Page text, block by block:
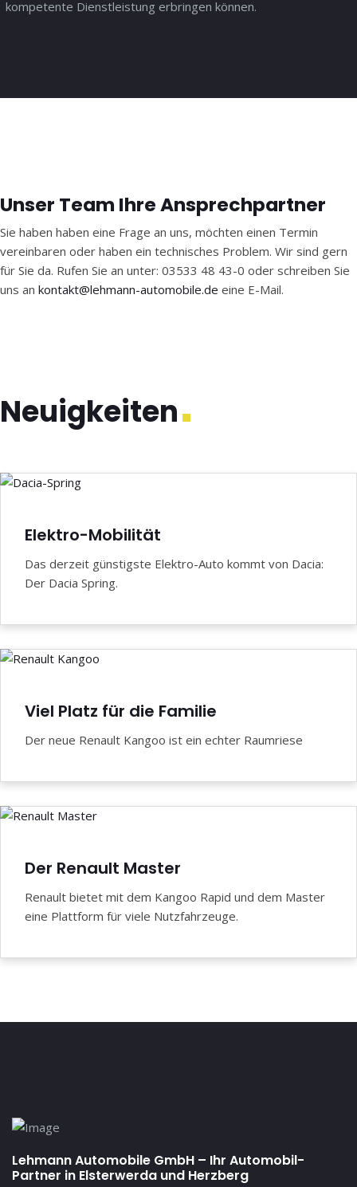
kompetente Dienstleistung erbringen können.
Unser Team Ihre Ansprechpartner
Sie haben haben eine Frage an uns, möchten einen Termin
vereinbaren oder haben ein technisches Problem. Wir sind gern
für Sie da. Rufen Sie an unter: 03533 48 43-0 oder schreiben Sie
uns an kontakt@lehmann-automobile.de eine E-Mail.
Neuigkeiten
Elektro-Mobilität
Das derzeit günstigste Elektro-Auto kommt von Dacia:
Der Dacia Spring.
Viel Platz für die Familie
Der neue Renault Kangoo ist ein echter Raumriese
Der Renault Master
Renault bietet mit dem Kangoo Rapid und dem Master
eine Plattform für viele Nutzfahrzeuge.
Lehmann Automobile GmbH – Ihr Automobil-
Partner in Elsterwerda und Herzberg